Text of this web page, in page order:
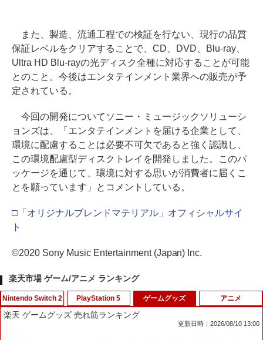
また、製造、流通工程での検証を行ない、現行の品質
保証レベルをクリアすることで、CD、DVD、Blu-ray、
Ultra HD Blu-rayの光ディスク全種に対応することが可能
とのこと。今後はエンタテインメント業界への販売が予
定されている。
今回の開発についてソニー・ミュージックソリューシ
ョンズは、「エンタテインメントを届ける企業として、
環境に配慮することは必要不可欠であると強く認識し、
この環境配慮型ディスクトレイを開発しました。このパ
ッケージを通じて、環境に対する思いが消費者に届くこ
とを願っています」とコメントしている。
□「オリジナルブレンドマテリアル」オフィシャルサイ
ト
©2020 Sony Music Entertainment (Japan) Inc.
楽天市場 ゲーム/アニメ ランキング
Nintendo Switch 2 PlayStation 5 ゲームグッズ
楽天 ゲームグッズ 売れ筋ランキング
更新日時：2026/08/10 13:00
アニメ